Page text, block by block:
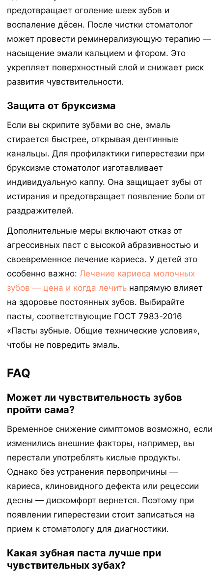
предотвращает оголение шеек зубов и
воспаление дёсен. После чистки стоматолог
может провести реминерализующую терапию —
насыщение эмали кальцием и фтором. Это
укрепляет поверхностный слой и снижает риск
развития чувствительности.
Защита от бруксизма
Если вы скрипите зубами во сне, эмаль
стирается быстрее, открывая дентинные
канальцы. Для профилактики гиперестезии при
бруксизме стоматолог изготавливает
индивидуальную каппу. Она защищает зубы от
истирания и предотвращает появление боли от
раздражителей.
Дополнительные меры включают отказ от
агрессивных паст с высокой абразивностью и
своевременное лечение кариеса. У детей это
особенно важно: Лечение кариеса молочных
зубов — цена и когда лечить напрямую влияет
на здоровье постоянных зубов. Выбирайте
пасты, соответствующие ГОСТ 7983-2016
«Пасты зубные. Общие технические условия»,
чтобы не повредить эмаль.
FAQ
Может ли чувствительность зубов
пройти сама?
Временное снижение симптомов возможно, если
изменились внешние факторы, например, вы
перестали употреблять кислые продукты.
Однако без устранения первопричины —
кариеса, клиновидного дефекта или рецессии
десны — дискомфорт вернется. Поэтому при
появлении гиперестезии стоит записаться на
прием к стоматологу для диагностики.
Какая зубная паста лучше при
чувствительных зубах?